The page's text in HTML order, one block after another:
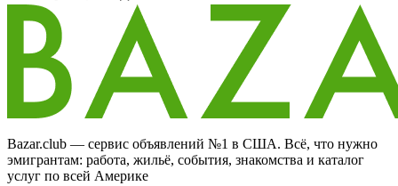
Bazar.club — сервис объявлений №1 в США. Всё, что нужно
эмигрантам: работа, жильё, события, знакомства и каталог
услуг по всей Америке